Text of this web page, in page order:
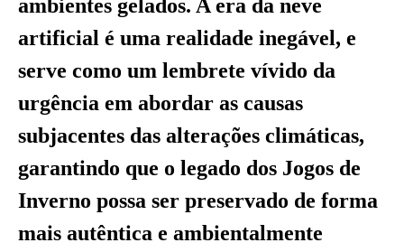
ambientes gelados. A era da neve
artificial é uma realidade inegável, e
serve como um lembrete vívido da
urgência em abordar as causas
subjacentes das alterações climáticas,
garantindo que o legado dos Jogos de
Inverno possa ser preservado de forma
mais autêntica e ambientalmente